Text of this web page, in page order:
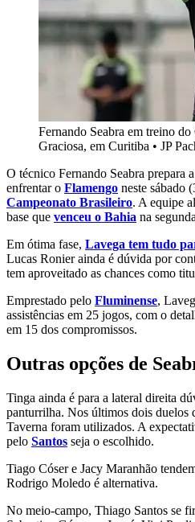
Fernando Seabra em treino
Graciosa, em Curitiba • JP
O técnico Fernando Seabra prepara
enfrentar o Flamengo neste sábado
Campeonato Brasileiro. A equipe
base que venceu o Bahia na
Em ótima fase, Lavega tem tudo
Lucas Ronier ainda é dúvida por
tem aproveitado as chances como
Emprestado pelo Fluminense,
assistências em 25 jogos, com o
em 15 dos compromissos.
Outras opções de
Tinga ainda é para a lateral direita
panturrilha. Nos últimos dois duelos
Taverna foram utilizados. A
pelo Santos seja o escolhido.
Tiago Cóser e Jacy Maranhão
Rodrigo Moledo é alternativa.
No meio-campo, Thiago Santos se